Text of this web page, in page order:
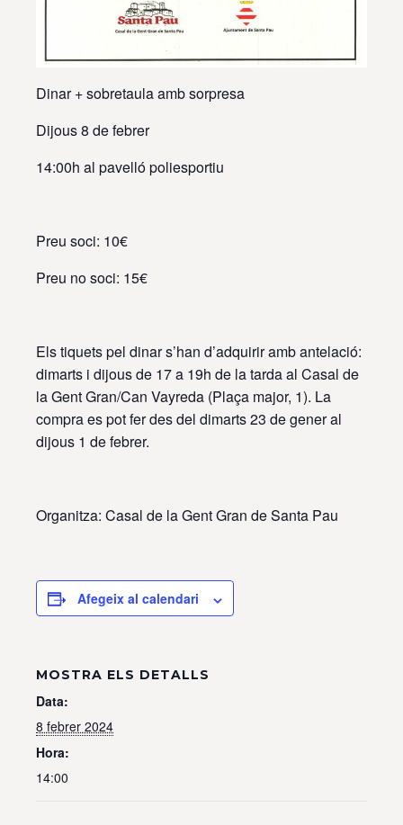
Dinar + sobretaula amb sorpresa
Dijous 8 de febrer
14:00h al pavelló poliesportiu
Preu soci: 10€
Preu no soci: 15€
Els tiquets pel dinar s’han d’adquirir amb antelació:
dimarts i dijous de 17 a 19h de la tarda al Casal de
la Gent Gran/Can Vayreda (Plaça major, 1). La
compra es pot fer des del dimarts 23 de gener al
dijous 1 de febrer.
Organitza: Casal de la Gent Gran de Santa Pau
Afegeix al calendari
MOSTRA ELS DETALLS
Data:
8 febrer 2024
Hora:
14:00